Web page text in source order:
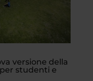
versione della
studenti e